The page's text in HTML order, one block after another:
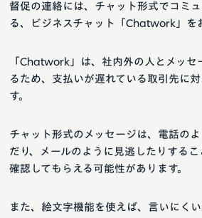
督促の連絡には、チャット形式でコミ
る、ビジネスチャット「Chatwork」を
「Chatwork」は、社内外の人とメッセ
るため、支払いが遅れている取引先に
す。
チャット形式のメッセージは、電話の
だり、メールのように見逃したりする
確認してもらえる可能性があります。
また、絵文字機能を使えば、言いにく